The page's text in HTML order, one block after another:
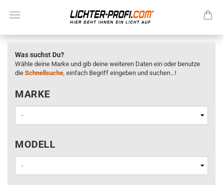
Was suchst Du?
Wähle deine Marke und gib deine weiteren Daten ein oder benutze
die Schnellsuche, einfach Begriff eingeben und suchen...!
MARKE
MARKE
MODELL
MODELL